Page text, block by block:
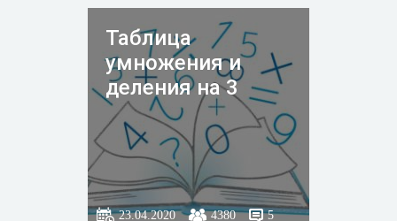
Таблица
умножения и
деления на 3
23.04.2020 4380 5